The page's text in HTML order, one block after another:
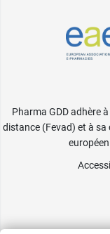
Pharma GDD adhère
distance (Fevad) et à sa